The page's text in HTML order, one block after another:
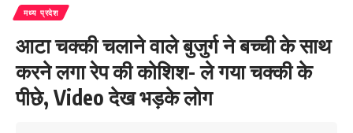
मध्य प्रदेश
आटा चक्की चलाने वाले बुजुर्ग ने बच्ची के साथ
करने लगा रेप की कोशिश- ले गया चक्की के
पीछे, Video देख भड़के लोग